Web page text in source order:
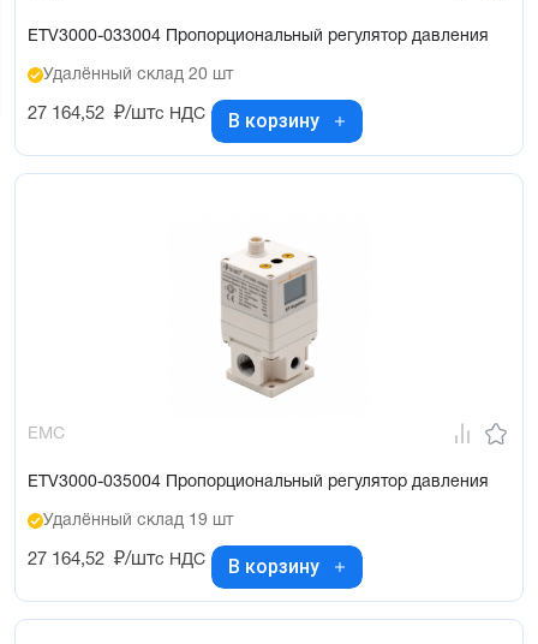
ETV3000-033004 Пропорциональный регулятор давления
Удалённый склад 20 шт
27 164,52 ₽/штс НДС В корзину
EMC
ETV3000-035004 Пропорциональный регулятор давления
Удалённый склад 19 шт
27 164,52 ₽/штс НДС В корзину